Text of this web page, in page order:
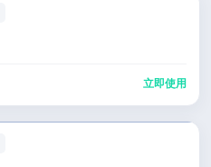
立即使用